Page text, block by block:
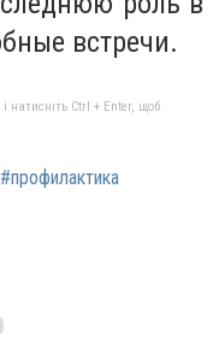
встречи.
натисніть Ctrl + Enter, щоб
#профилактика